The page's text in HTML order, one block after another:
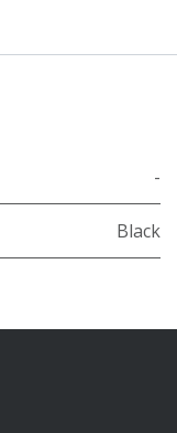
-
Black